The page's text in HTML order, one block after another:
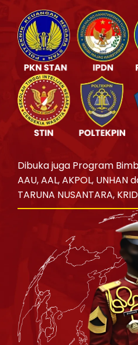
Dibuka juga Program
AAU, AAL, AKPOL,
TARUNA NUSANTARA,